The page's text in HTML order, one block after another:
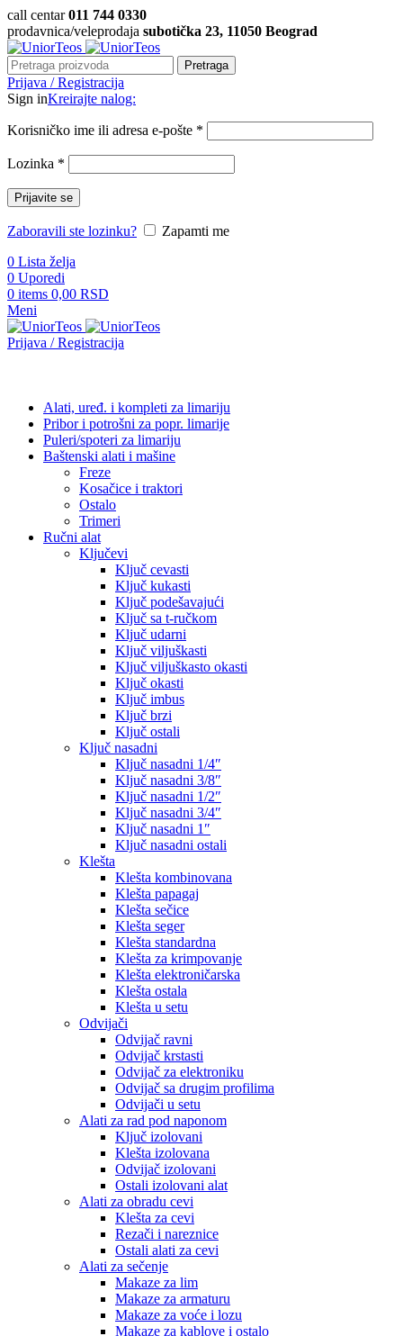
call centar011 744 0330
prodavnica/veleprodaja subotička 23, 11050 Beograd
Pretraga
Prijava / Registracija
Sign inKreirajte nalog:
Korisničko ime ili adresa e-pošte *
Lozinka *
Prijavite se
Zaboravili ste lozinku?
Zapamti me
0 Lista želja
0 Uporedi
0 items 0,00 RSD
Meni
Prijava / Registracija
Alati, uređ. i kompleti za limariju
Pribor i potrošni za popr. limarije
Puleri/spoteri za limariju
Baštenski alati i mašine
Freze
Kosačice i traktori
Ostalo
Trimeri
Ručni alat
Ključevi
Ključ cevasti
Ključ kukasti
Ključ podešavajući
Ključ sa t-ručkom
Ključ udarni
Ključ viljuškasti
Ključ viljuškasto okasti
Ključ okasti
Ključ imbus
Ključ brzi
Ključ ostali
Ključ nasadni
Ključ nasadni 1/4″
Ključ nasadni 3/8″
Ključ nasadni 1/2″
Ključ nasadni 3/4″
Ključ nasadni 1″
Ključ nasadni ostali
Klešta
Klešta kombinovana
Klešta papagaj
Klešta sečice
Klešta seger
Klešta standardna
Klešta za krimpovanje
Klešta elektroničarska
Klešta ostala
Klešta u setu
Odvijači
Odvijač ravni
Odvijač krstasti
Odvijač za elektroniku
Odvijač sa drugim profilima
Odvijači u setu
Alati za rad pod naponom
Ključ izolovani
Klešta izolovana
Odvijač izolovani
Ostali izolovani alat
Alati za obradu cevi
Klešta za cevi
Rezači i nareznice
Ostali alati za cevi
Alati za sečenje
Makaze za lim
Makaze za armaturu
Makaze za voće i lozu
Makaze za kablove i ostalo